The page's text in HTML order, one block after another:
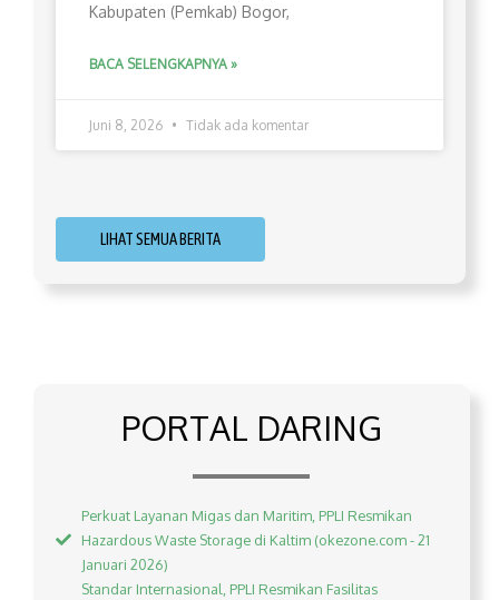
Kabupaten (Pemkab) Bogor,
BACA SELENGKAPNYA »
Juni 8, 2026 Tidak ada komentar
LIHAT SEMUA BERITA
PORTAL DARING
Perkuat Layanan Migas dan Maritim, PPLI Resmikan
Hazardous Waste Storage di Kaltim (okezone.com - 21
Januari 2026)
Standar Internasional, PPLI Resmikan Fasilitas